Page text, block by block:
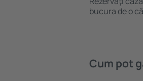
bucura de o
Cum pot